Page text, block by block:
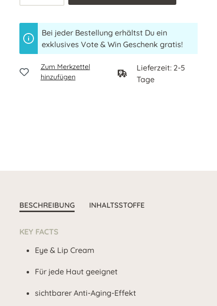
Bei jeder Bestellung erhältst Du ein
exklusives Vote & Win Geschenk gratis!
Zum Merkzettel
hinzufügen
Lieferzeit: 2-5
Tage
BESCHREIBUNG INHALTSSTOFFE
KEY FACTS
Eye & Lip Cream
Für jede Haut geeignet
sichtbarer Anti-Aging-Effekt